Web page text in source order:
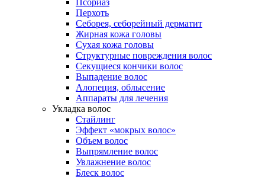
Псориаз
Перхоть
Себорея, себорейный дерматит
Жирная кожа головы
Сухая кожа головы
Структурные повреждения волос
Секущиеся кончики волос
Выпадение волос
Алопеция, облысение
Аппараты для лечения
Укладка волос
Стайлинг
Эффект «мокрых волос»
Объем волос
Выпрямление волос
Увлажнение волос
Блеск волос